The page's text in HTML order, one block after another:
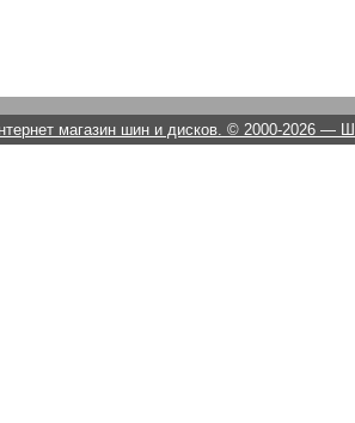
магазин шин и дисков. © 2000-2026 —